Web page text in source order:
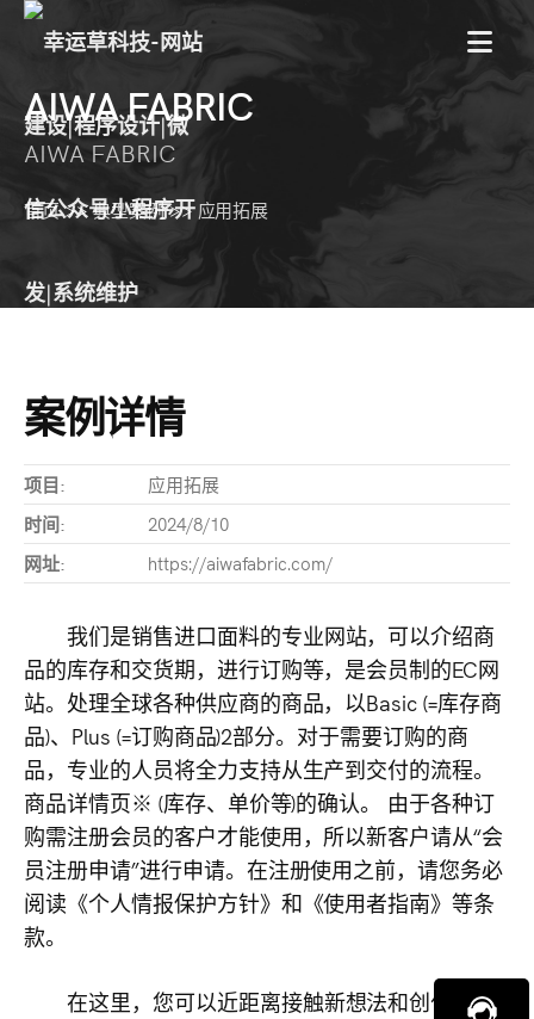
菜
AIWA FABRIC
AIWA FABRIC
首页>>典型案例>>应用拓展
案例详情
项目:
应用拓展
时间:
2024/8/10
网址:
https://aiwafabric.com/
我们是销售进口面料的专业网站，可以介绍商
品的库存和交货期，进行订购等，是会员制的EC网
站。处理全球各种供应商的商品，以Basic (=库存商
品)、Plus (=订购商品)2部分。对于需要订购的商
品，专业的人员将全力支持从生产到交付的流程。
商品详情页※ (库存、单价等)的确认。 由于各种订
购需注册会员的客户才能使用，所以新客户请从“会
员注册申请”进行申请。在注册使用之前，请您务必
阅读《个人情报保护方针》和《使用者指南》等条
款。
在这里，您可以近距离接触新想法和创作诞生